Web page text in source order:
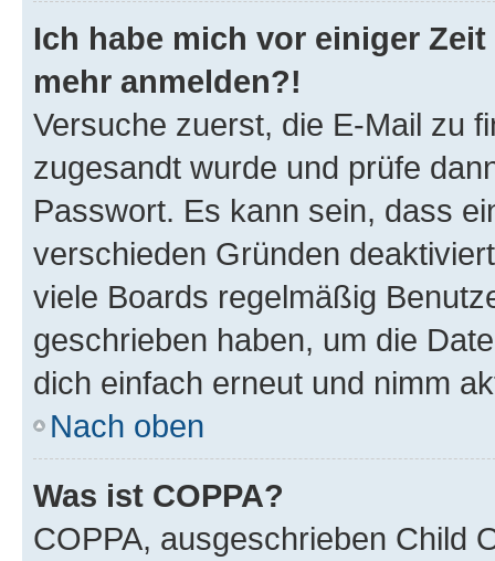
Ich habe mich vor einiger
mehr anmelden?!
Versuche zuerst, die E-Mail zu
zugesandt wurde und prüfe
Passwort. Es kann sein, dass
verschieden Gründen
viele Boards regelmäßig
geschrieben haben, um die
dich einfach erneut und nimm
Nach oben
Was ist COPPA?
COPPA, ausgeschrieben Child